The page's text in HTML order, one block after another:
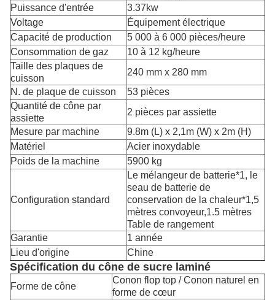
Puissance d'entrée
3.37kw
Voltage
Équipement électrique
Capacité de production
5 000 à 6 000 pièces/heure
Consommation de gaz
10 à 12 kg/heure
Taille des plaques de
cuisson
240 mm x 280 mm
N. de plaque de cuisson
53 pièces
Quantité de cône par
assiette
2 pièces par assiette
Mesure par machine
9.8m (L) x 2,1m (W) x 2m (H)
Matériel
Acier inoxydable
Poids de la machine
5900 kg
Configuration standard
Le mélangeur de batterie*1, le
seau de batterie de
conservation de la chaleur*1,5
mètres convoyeur,1.5 mètres
Table de rangement
Garantie
1 année
Lieu d'origine
Chine
Spécification du cône de sucre laminé
Forme de cône
Conon flop top / Conon naturel en
forme de cœur